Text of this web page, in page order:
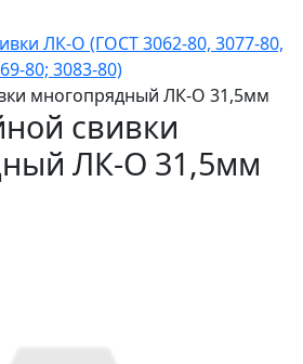
ЛК-О (ГОСТ 3062-80, 3077-80,
80; 3083-80)
многопрядный ЛК-О 31,5мм
свивки
ЛК-О 31,5мм